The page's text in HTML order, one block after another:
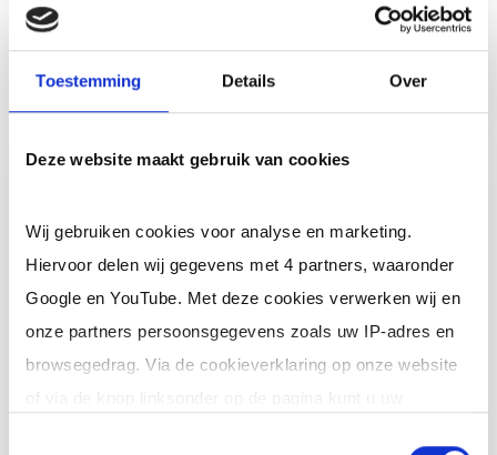
Toestemming Details Over
Deze website maakt gebruik van cookies
Wij gebruiken cookies voor analyse en marketing.
Hiervoor delen wij gegevens met 4 partners, waaronder
Google en YouTube. Met deze cookies verwerken wij en
onze partners persoonsgegevens zoals uw IP-adres en
browsegedrag. Via de cookieverklaring op onze website
Ik ben een interim,
professional (of ik wil in
loondienst)
Je schrijft je in door jouw cv te
uploaden. Je krijgt binnen 24 uur een
reactie op jouw cv (op werkdagen). Er
zijngeen kostenverbonden aan
inschrijving en je zit nergens aan vast.